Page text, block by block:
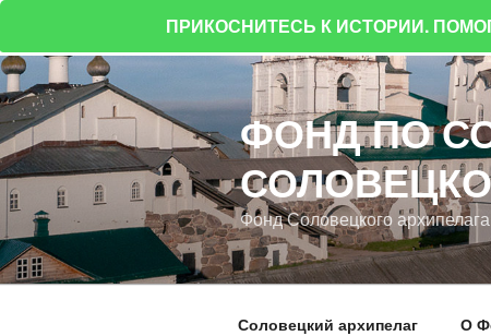
Перейти
к
содержимому
ФОНД ПО
Фонд Соловецкого архипелага
Соловецкий архипелаг О
ПРИКОСНИТЕСЬ К ИСТОРИИ.